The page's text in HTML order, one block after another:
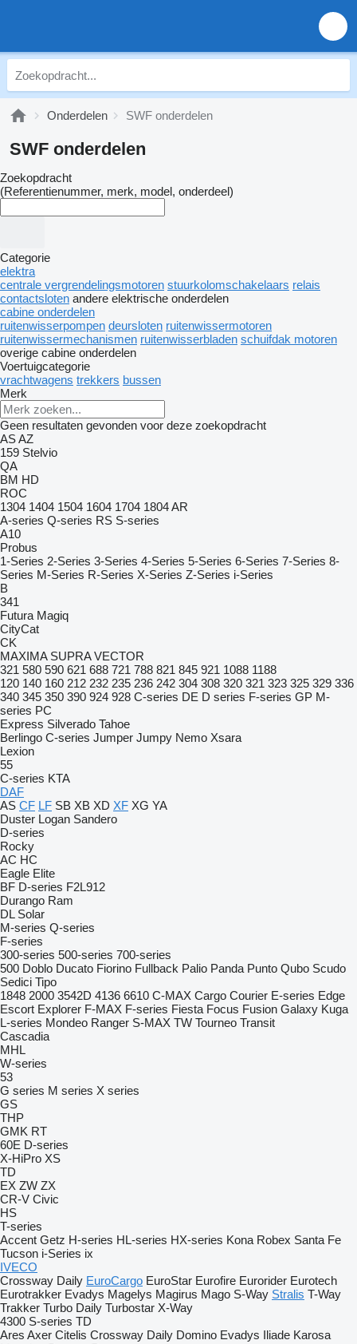
Onderdelen SWF onderdelen
SWF onderdelen
Zoekopdracht
(Referentienummer, merk, model, onderdeel)
Categorie
elektra
centrale vergrendelingsmotoren stuurkolomschakelaars relais
contactsloten andere elektrische onderdelen
cabine onderdelen
ruitenwisserpompen deursloten ruitenwissermotoren
ruitenwissermechanismen ruitenwisserbladen schuifdak motoren
overige cabine onderdelen
Voertuigcategorie
vrachtwagens trekkers bussen
Merk
Geen resultaten gevonden voor deze zoekopdracht
ASAZ
159 Stelvio
QA
BM HD
ROC
1304 1404 1504 1604 1704 1804AR
A-series Q-series RS S-series
A10
Probus
1-Series 2-Series 3-Series 4-Series 5-Series 6-Series 7-Series 8-
Series M-Series R-Series X-Series Z-Series i-Series
B
341
Futura Magiq
CityCat
CK
MAXIMA SUPRA VECTOR
321 580 590 621 688 721 788 821 845 921 1088 1188
120 140 160 212 232 235 236 242 304 308 320 321 323 325 329 336
340 345 350 390 924 928 C-series DE D series F-series GP M-
series PC
Express Silverado Tahoe
Berlingo C-series Jumper Jumpy Nemo Xsara
Lexion
55
C-series KTA
DAF
AS CF LF SB XB XD XF XG YA
Duster Logan Sandero
D-series
Rocky
AC HC
Eagle Elite
BF D-series F2L912
Durango Ram
DL Solar
M-series Q-series
F-series
300-series 500-series 700-series
500 Doblo Ducato Fiorino Fullback Palio Panda Punto Qubo Scudo
Sedici Tipo
1848 2000 3542D 4136 6610 C-MAX Cargo Courier E-series Edge
Escort Explorer F-MAX F-series Fiesta Focus Fusion Galaxy Kuga
L-series Mondeo Ranger S-MAX TW Tourneo Transit
Cascadia
MHL
W-series
53
G series M series X series
GS
THP
GMK RT
60E D-series
X-HiPro XS
TD
EX ZW ZX
CR-V Civic
HS
T-series
Accent Getz H-series HL-series HX-series Kona Robex Santa Fe
Tucson i-Series ix
IVECO
Crossway Daily EuroCargo EuroStar Eurofire Eurorider Eurotech
Eurotrakker Evadys Magelys Magirus Mago S-Way Stralis T-Way
Trakker Turbo Daily Turbostar X-Way
4300 S-series TD
Ares Axer Citelis Crossway Daily Domino Evadys Iliade Karosa